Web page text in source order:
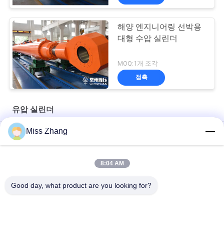
해양 엔지니어링 선박용
대형 수압 실린더
MOQ:1개 조각
접촉
유압 실린더
석유 산업을 위한 광선 문 액압 실린더/호이스트 실린더
Miss Zhang
8:04 AM
Good day, what product are you looking for?